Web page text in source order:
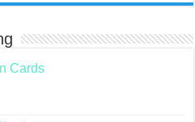
Cards